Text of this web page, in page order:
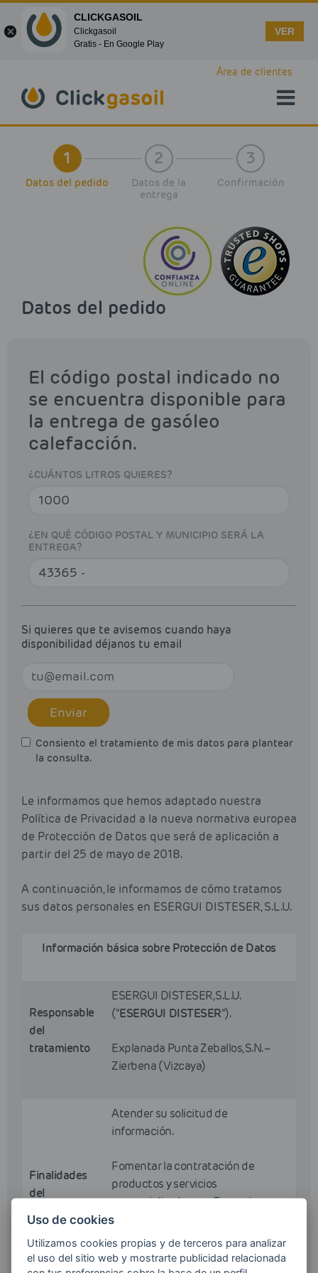
Área de clientes
1
Datos del pedido
2
Datos de la
entrega
3
Confirmación
Datos del pedido
El código postal indicado no
se encuentra disponible para
la entrega de gasóleo
calefacción.
¿CUÁNTOS LITROS QUIERES?
¿EN QUÉ CÓDIGO POSTAL Y MUNICIPIO SERÁ LA
ENTREGA?
Si quieres que te avisemos cuando haya
disponibilidad déjanos tu email
Enviar
Consiento el tratamiento de mis datos para plantear
la consulta.
Le informamos que hemos adaptado nuestra
Política de Privacidad a la nueva normativa europea
de Protección de Datos que será de aplicación a
partir del 25 de mayo de 2018.
A continuación, le informamos de cómo tratamos
sus datos personales en ESERGUI DISTESER, S.L.U.
Información básica sobre Protección de Datos
Responsable
del
tratamiento
ESERGUI DISTESER, S.L.U.
(“ESERGUI DISTESER”).
Explanada Punta Zeballos, S.N. –
Zierbena (Vizcaya)
Finalidades
del
Atender su solicitud de
información.
Fomentar la contratación de
productos y servicios
comercializados por Esergui
Disteser mediante el envío de
comunicaciones comerciales por
cualquier medio, incluido el
Uso de cookies
Utilizamos cookies propias y de terceros para analizar
el uso del sitio web y mostrarte publicidad relacionada
CLICKGASOIL
Clickgasoil
Gratis - En Google Play
VER